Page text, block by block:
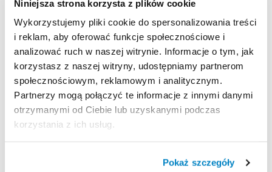
Niniejsza strona korzysta z plików cookie
Wykorzystujemy pliki cookie do spersonalizowania treści
i reklam, aby oferować funkcje społecznościowe i
analizować ruch w naszej witrynie. Informacje o tym, jak
korzystasz z naszej witryny, udostępniamy partnerom
społecznościowym, reklamowym i analitycznym.
Partnerzy mogą połączyć te informacje z innymi danymi
otrzymanymi od Ciebie lub uzyskanymi podczas
korzystania z ich usług.
Pokaż szczegóły
tunelu
aerodynamicznym.
Wodoodporność
Wodoodporność (Schmerber): Tropik ＞ 2000 mm.
Podłoga sypialni ＞ 2400 mm.
Strona produktu w sklepie